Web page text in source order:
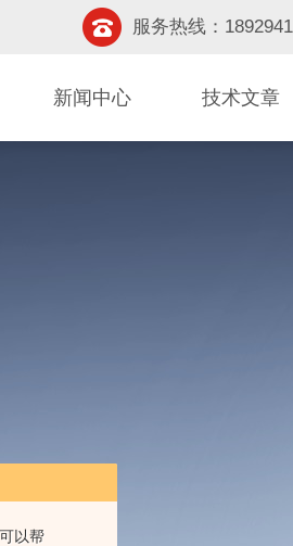
以帮
服务热线：
新闻中心 技术文章